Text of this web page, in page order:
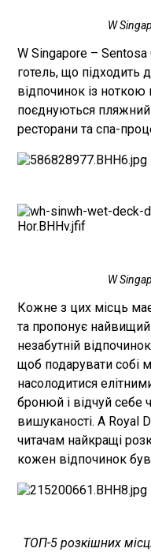
W
W Singapore –
готель, що підходить
відпочинок із ноткою
поєднуються пляжний
ресторани та спа-
W
Кожне з цих місць
та пропонує
незабутній
щоб подарувати собі
насолодитися
бронюй і відчуй себе
вишуканості. А Royal
читачам найкращі
кожен відпочинок
ТОП-5 розкішних